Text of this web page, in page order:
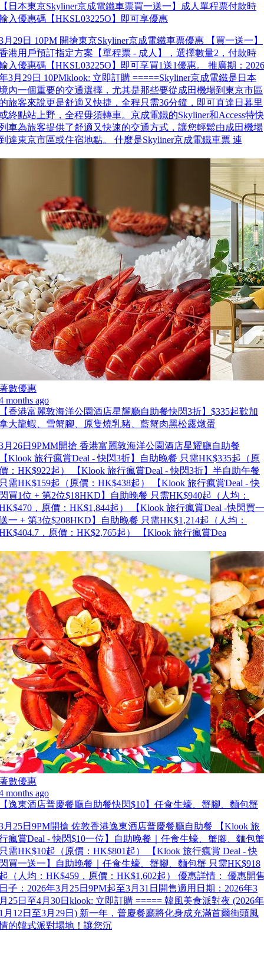
日本東京Skyliner京成電鐵車票買一送一】成人單程票付款時
入優惠碼【HKSL03225O】即可享優惠
月29日 10PM 開搶東京Skyliner京成電鐵車票優惠 【買一送一】
港用戶預訂指定方案【單程票 - 成人】，選擇數量2，付款時
入優惠碼【HKSL03225O】即可享買1送1優惠。 推廣期：2026
3月29日 10PMklook: 立即訂購 =====Skyliner京成電鐵是日本
內一個重要的交通選擇，尤其是那些要從成田機場到東京市區
旅客來說更是舒適又快捷，全程只需36分鐘，即可直達日暮里
終點站上野，全程毋須轉車。京成電鐵的Skyliner和Access特快
車為旅客提供了舒適又快速的交通方式，讓您輕鬆由成田機場
達東京市區或住宿地點。 什麼是Skyliner京成電鐵車票 連
數優惠
months ago
香港富麗敦海洋公園酒店星耀廳自助餐快閃3折】$335起歎加
大龍蝦、雪蟹腳、原隻燒乳豬、藍蟹肉黑松露燉蛋
月26日9PMM開搶 香港富麗敦海洋公園酒店星耀廳自助餐
Klook 旅行瘋賞Deal - 快閃3折】自助晚餐 只需HK$335起（原
：HK$922起） 【Klook 旅行瘋賞Deal - 快閃3折】半自助午餐
需HK$159起（原價：HK$438起） 【Klook 旅行瘋賞Deal - 快
買1位 + 第2位$18HKD】自助晚餐 只需HK$940起（人均：
，原價：HK$1,844起） 【Klook 旅行瘋賞Deal -快閃買一
一 + 第3位$208HKD】自助晚餐 只需HK$1,214起（人均：
，原價：HK$2,765起） 【Klook 旅行瘋賞Dea
數優惠
months ago
逸東酒店普慶餐廳自助餐快閃$10】任食生蠔、蟹腳、麵包蟹
月25日9PM開搶 佐敦香港逸東酒店普慶餐廳自助餐 【Klook 旅
瘋賞Deal - 快閃$10一位】自助晚餐｜任食生蠔、蟹腳、麵包蟹
需HK$10起（原價：HK$801起） 【Klook 旅行瘋賞 Deal - 快
買一送一】自助晚餐｜任食生蠔、蟹腳、麵包蟹 只需HK$918
（人均：HK$459，原價：HK$1,602起） 優惠詳情： 優惠開
子：2026年3月25日9PM起至3月31日開售適用日期：2026年3
25日至4月30日klook: 立即訂購 ===== 韓風美食派對夜 (2026年
月12日至3月29日) 新一年，普慶餐廳將化身成充滿首爾街頭風
的韓式派對場地！讓您沉